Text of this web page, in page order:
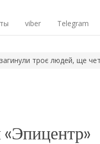
viber Telegram
троє людей, ще четверо…